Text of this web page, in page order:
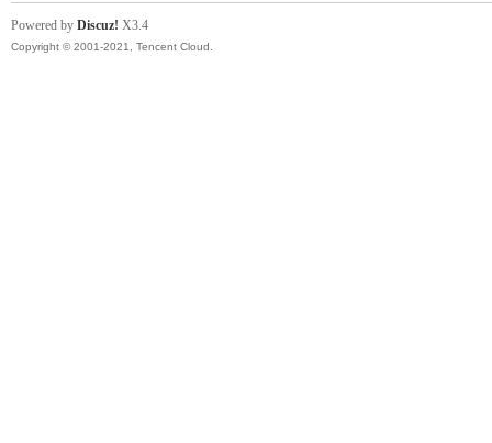
Powered by Discuz! X3.4
Copyright © 2001-2021, Tencent Cloud.